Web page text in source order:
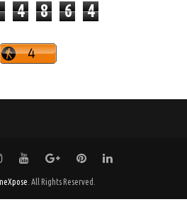
4 8 6 4
. All Rights Reserved.